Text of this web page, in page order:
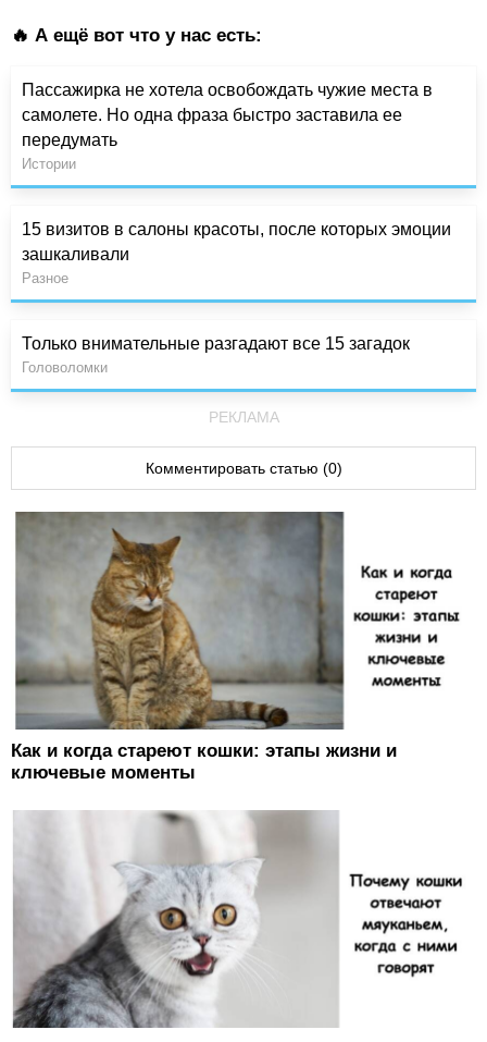
🔥 А ещё вот что у нас есть:
Пассажирка не хотела освобождать чужие места в
самолете. Но одна фраза быстро заставила ее
передумать
Истории
15 визитов в салоны красоты, после которых эмоции
зашкаливали
Разное
Только внимательные разгадают все 15 загадок
Головоломки
РЕКЛАМА
Комментировать статью (0)
Как и когда стареют кошки: этапы жизни и
ключевые моменты